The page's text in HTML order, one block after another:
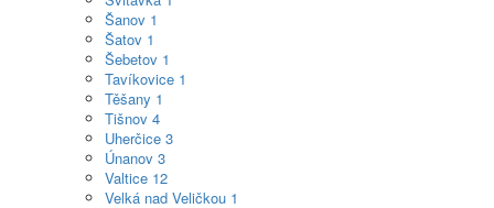
Šanov 1
Šatov 1
Šebetov 1
Tavíkovice 1
Těšany 1
Tišnov 4
Uherčice 3
Únanov 3
Valtice 12
Velká nad Veličkou 1